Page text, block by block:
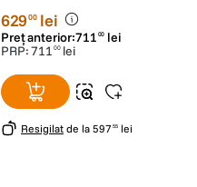
62900 lei
Preț anterior:711 00 lei
PRP:711 00 lei
Resigilat de la 597 55 lei